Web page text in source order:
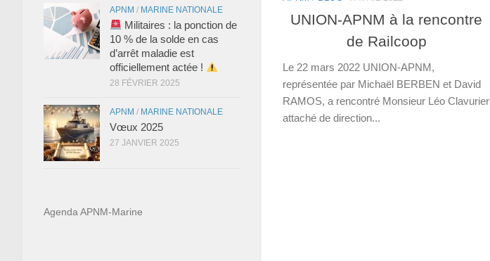
UNION-APNM à la rencontre
de Railcoop
Le 22 mars 2022 UNION-APNM,
représentée par Michaël BERBEN et David
RAMOS, a rencontré Monsieur Léo Clavurier
attaché de direction...
APNM / MARINE NATIONALE
Militaires : la ponction de
10 % de la solde en cas
d’arrêt maladie est
officiellement actée !
28 FÉVRIER 2025
APNM / MARINE NATIONALE
Vœux 2025
27 JANVIER 2025
Agenda APNM-Marine